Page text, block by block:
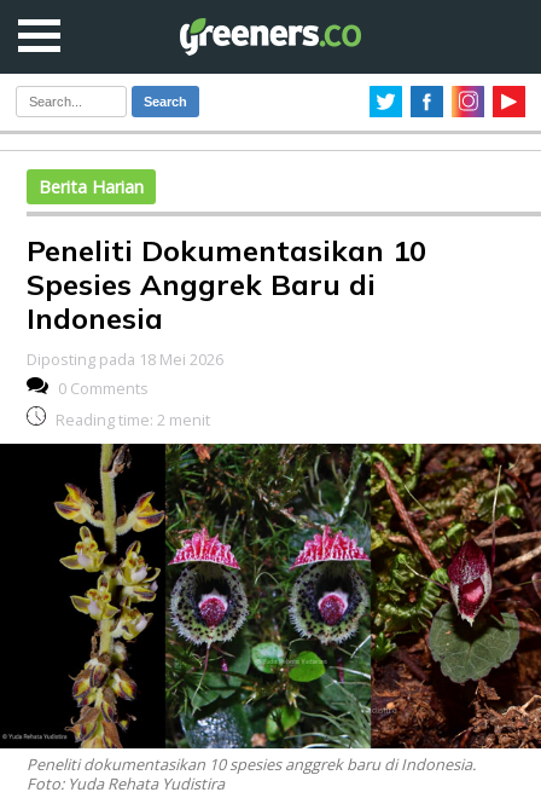
Search
Berita Harian
Peneliti Dokumentasikan 10
Spesies Anggrek Baru di
Indonesia
Diposting pada 18 Mei 2026
0 Comments
Reading time: 2 menit
Peneliti dokumentasikan 10 spesies anggrek baru di Indonesia.
Foto: Yuda Rehata Yudistira